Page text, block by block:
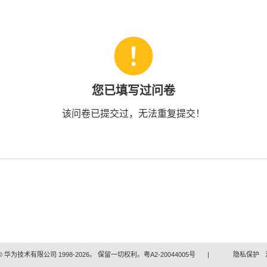
您已填写过问卷
该问卷已提交过，无法重复提交！
华为技术有限公司 1998-2026。 保留一切权利。粤A2-20044005号 | 隐私保护